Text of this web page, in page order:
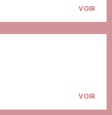
VOIR
VOIR